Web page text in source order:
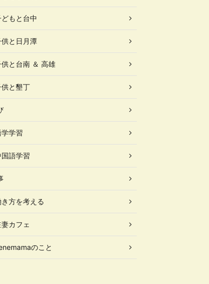
どもと台中
供と日月潭
供と台南 ＆ 高雄
供と墾丁
学学習
国語学習
き方を考える
カフェ
のこと